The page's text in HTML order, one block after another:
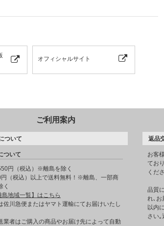
オフィシャルサイト
ご利用案内
ついて
ついて
円（税込）※離島を除く
（税込）以上で送料無料！※離島、一部商
く
島地域一覧】はこちら
佐川急便またはヤマト運輸にてお届けいたし
業者はご購入の商品やお届け先によって自動
返品
お客
てお
くだ
品質
れ､お
以内
さい｡